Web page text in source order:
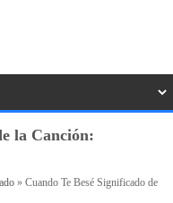
la Canción:
» Cuando Te Besé Significado de